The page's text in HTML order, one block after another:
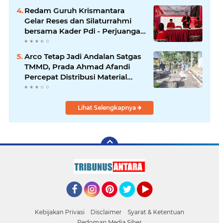
Redam Guruh Krismantara
Gelar Reses dan Silaturrahmi
bersama Kader Pdi - Perjuangan
Se -Kecamatan Lawang.
Arco Tetap Jadi Andalan Satgas
TMMD, Prada Ahmad Afandi
Percepat Distribusi Material
Pengecoran
Lihat Selengkapnya
Kebijakan Privasi Disclaimer
Syarat & Ketentuan